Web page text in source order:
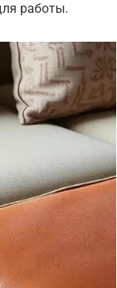
работы.